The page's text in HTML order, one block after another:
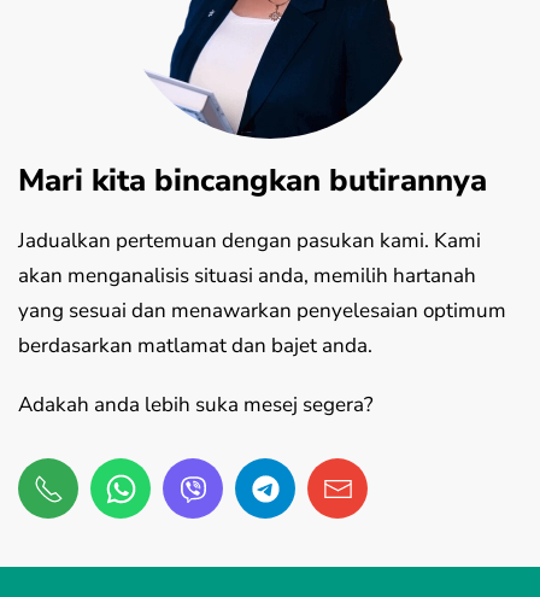
Mari kita bincangkan butirannya
Jadualkan pertemuan dengan pasukan kami. Kami
akan menganalisis situasi anda, memilih hartanah
yang sesuai dan menawarkan penyelesaian optimum
berdasarkan matlamat dan bajet anda.
Adakah anda lebih suka mesej segera?